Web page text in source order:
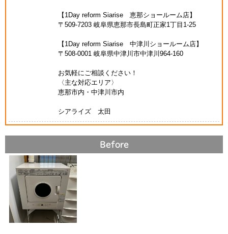
【1Day reform Siarise 恵那ショールーム店】
〒509-7203 岐阜県恵那市長島町正家1丁目1-25
【1Day reform Siarise 中津川ショールーム店】
〒508-0001 岐阜県中津川市中津川964-160
お気軽にご相談ください！
〈主な対応エリア〉
恵那市内・中津川市内
シアライズ 太田
Before